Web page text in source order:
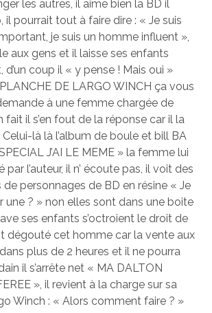
les autres, il aime bien la BD il
il pourrait tout à faire dire : « Je suis
je suis un homme influent »,
aux gens et il laisse ses enfants
coup il « y pense ! Mais oui »
PLANCHE DE LARGO WINCH ça vous
à une femme chargée de
fait il s’en fout de la réponse car il la
là là l’album de boule et bill BA
J’AI LE MEME » la femme lui
par l’auteur, il n’ écoute pas, il voit des
personnages de BD en résine « Je
une ? » non elles sont dans une boite
ses enfants s’octroient le droit de
dégouté cet homme car la vente aux
plus de 2 heures et il ne pourra
il s’arrête net « MA DALTON
», il revient à la charge sur sa
Winch : « Alors comment faire ? »